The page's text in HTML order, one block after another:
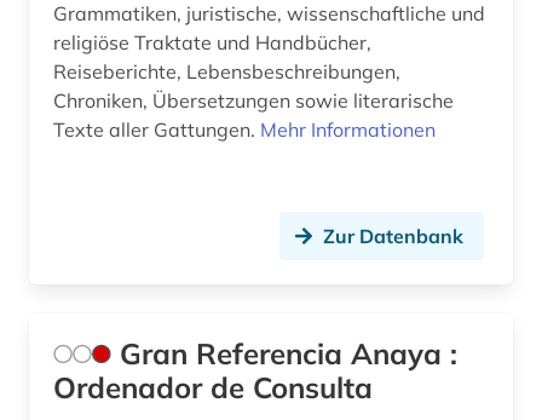
Grammatiken, juristische, wissenschaftliche und
religiöse Traktate und Handbücher,
Reiseberichte, Lebensbeschreibungen,
Chroniken, Übersetzungen sowie literarische
Texte aller Gattungen. Mehr Informationen
Zur Datenbank
Gran Referencia Anaya :
Ordenador de Consulta